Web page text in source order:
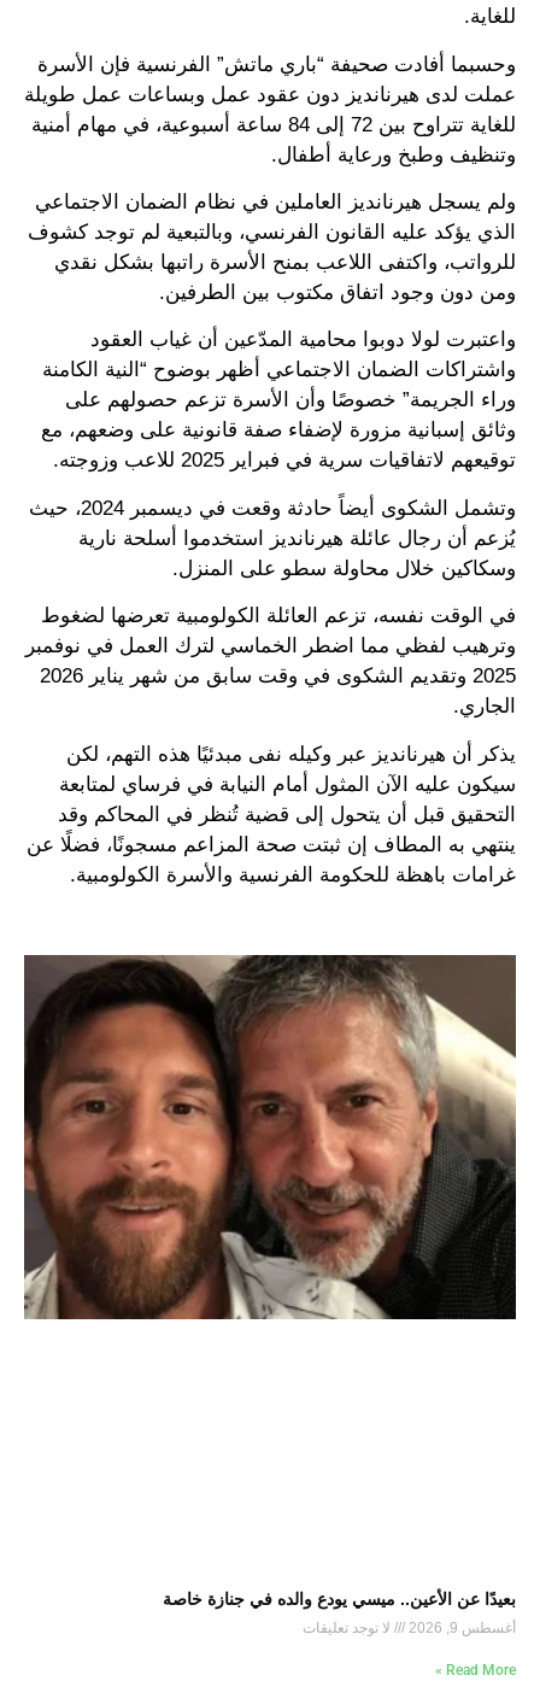
للغاية.
وحسبما أفادت صحيفة “باري ماتش” الفرنسية فإن الأسرة
عملت لدى هيرنانديز دون عقود عمل وبساعات عمل طويلة
للغاية تتراوح بين 72 إلى 84 ساعة أسبوعية، في مهام أمنية
وتنظيف وطبخ ورعاية أطفال.
ولم يسجل هيرنانديز العاملين في نظام الضمان الاجتماعي
الذي يؤكد عليه القانون الفرنسي، وبالتبعية لم توجد كشوف
للرواتب، واكتفى اللاعب بمنح الأسرة راتبها بشكل نقدي
ومن دون وجود اتفاق مكتوب بين الطرفين.
واعتبرت لولا دوبوا محامية المدّعين أن غياب العقود
واشتراكات الضمان الاجتماعي أظهر بوضوح “النية الكامنة
وراء الجريمة” خصوصًا وأن الأسرة تزعم حصولهم على
وثائق إسبانية مزورة لإضفاء صفة قانونية على وضعهم، مع
توقيعهم لاتفاقيات سرية في فبراير 2025 للاعب وزوجته.
وتشمل الشكوى أيضاً حادثة وقعت في ديسمبر 2024، حيث
يُزعم أن رجال عائلة هيرنانديز استخدموا أسلحة نارية
وسكاكين خلال محاولة سطو على المنزل.
في الوقت نفسه، تزعم العائلة الكولومبية تعرضها لضغوط
وترهيب لفظي مما اضطر الخماسي لترك العمل في نوفمبر
2025 وتقديم الشكوى في وقت سابق من شهر يناير 2026
الجاري.
يذكر أن هيرنانديز عبر وكيله نفى مبدئيًا هذه التهم، لكن
سيكون عليه الآن المثول أمام النيابة في فرساي لمتابعة
التحقيق قبل أن يتحول إلى قضية تُنظر في المحاكم وقد
ينتهي به المطاف إن ثبتت صحة المزاعم مسجونًا، فضلًا عن
غرامات باهظة للحكومة الفرنسية والأسرة الكولومبية.
بعيدًا عن الأعين.. ميسي يودع والده في جنازة خاصة
أغسطس 9, 2026 لا توجد تعليقات
Read More »